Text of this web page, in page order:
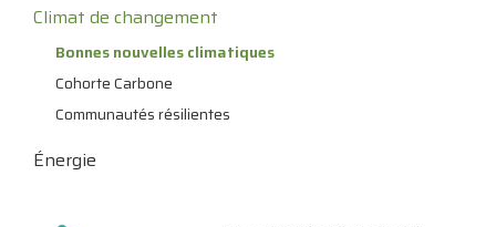
Climat de changement
Bonnes nouvelles climatiques
Cohorte Carbone
Communautés résilientes
Énergie